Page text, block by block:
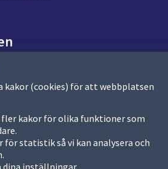
kakor (cookies) för att webbplatsen
kakor för olika funktioner som
för statistik så vi kan analysera och
dina inställningar.
diarium